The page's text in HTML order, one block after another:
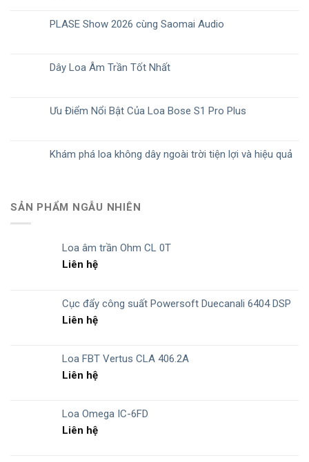
PLASE Show 2026 cùng Saomai Audio
Dây Loa Âm Trần Tốt Nhất
Ưu Điểm Nổi Bật Của Loa Bose S1 Pro Plus
Khám phá loa không dây ngoài trời tiện lợi và hiệu quả
SẢN PHẨM NGẪU NHIÊN
Loa âm trần Ohm CL 0T
Liên hệ
Cục đẩy công suất Powersoft Duecanali 6404 DSP
Liên hệ
Loa FBT Vertus CLA 406.2A
Liên hệ
Loa Omega IC-6FD
Liên hệ